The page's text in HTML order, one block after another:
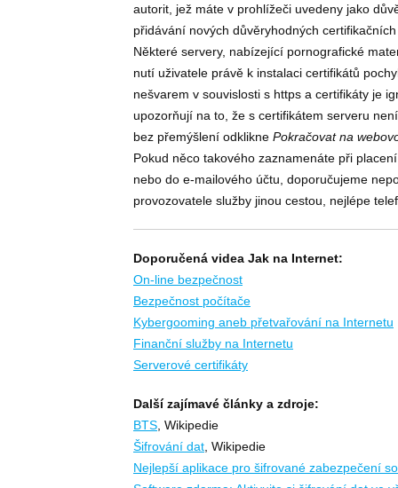
autorit, jež máte v prohlížeči uvedeny jako
přidávání nových důvěryhodných
Některé servery, nabízející pornografické
nutí uživatele právě k instalaci certifikátů
nešvarem v souvislosti s https a certifikáty je
upozorňují na to, že s certifikátem serveru
bez přemýšlení odklikne Pokračovat na
Pokud něco takového zaznamenáte při
nebo do e-mailového účtu, doporučujeme
provozovatele služby jinou cestou, nejlépe
Doporučená videa Jak na Internet:
On-line bezpečnost
Bezpečnost počítače
Kybergooming aneb přetvařování na Internetu
Finanční služby na Internetu
Serverové certifikáty
Další zajímavé články a zdroje:
BTS , Wikipedie
Šifrování dat , Wikipedie
Nejlepší aplikace pro šifrované zabezpečení